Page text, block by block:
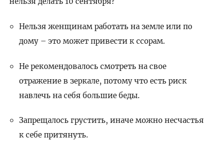
Нельзя женщинам работать на земле или по
дому – это может привести к ссорам.
Не рекомендовалось смотреть на свое
отражение в зеркале, потому что есть риск
навлечь на себя большие беды.
Запрещалось грустить, иначе можно несчастья
к себе притянуть.